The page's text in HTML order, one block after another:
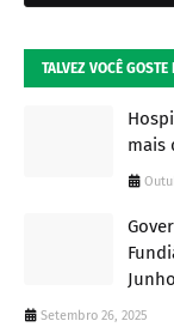
TALVEZ VOCÊ
mais
Setembro 26, 2025